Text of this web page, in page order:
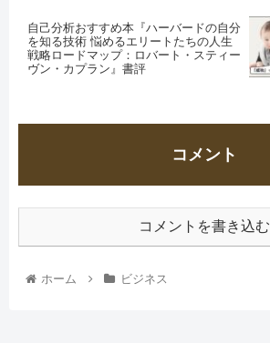
自己分析おすすめ本『ハーバードの自分
を知る技術 悩めるエリートたちの人生
戦略ロードマップ：ロバート・スティー
ヴン・カプラン』書評
コメント
コメントを書き込む
ホーム ビジネス